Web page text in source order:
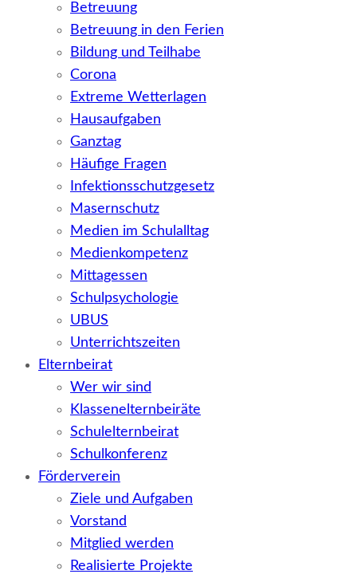
Betreuung
Betreuung in den Ferien
Bildung und Teilhabe
Corona
Extreme Wetterlagen
Hausaufgaben
Ganztag
Häufige Fragen
Infektionsschutzgesetz
Masernschutz
Medien im Schulalltag
Medienkompetenz
Mittagessen
Schulpsychologie
UBUS
Unterrichtszeiten
Elternbeirat
Wer wir sind
Klassenelternbeiräte
Schulelternbeirat
Schulkonferenz
Förderverein
Ziele und Aufgaben
Vorstand
Mitglied werden
Realisierte Projekte